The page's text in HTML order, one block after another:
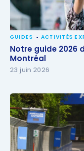
Notre guide 2026
Montréal
GUIDES ACTIVITÉS
Notre guide 2026
Montréal
23 juin 2026